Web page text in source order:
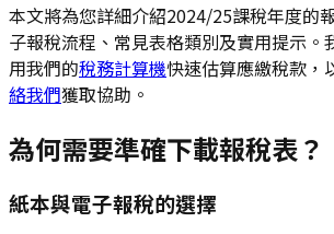
本文將為您詳細介紹2024/25課稅年度的
子報稅流程、常見表格類別及實用提示。
用我們的稅務計算機快速估算應繳稅款，
絡我們獲取協助。
為何需要準確下載報稅表？
紙本與電子報稅的選擇